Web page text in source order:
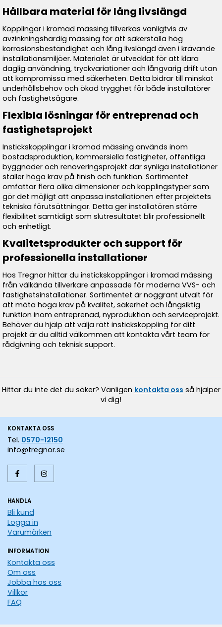
Hållbara material för lång livslängd
Kopplingar i kromad mässing tillverkas vanligtvis av
avzinkningshärdig mässing för att säkerställa hög
korrosionsbeständighet och lång livslängd även i krävande
installationsmiljöer. Materialet är utvecklat för att klara
daglig användning, tryckvariationer och långvarig drift utan
att kompromissa med säkerheten. Detta bidrar till minskat
underhållsbehov och ökad trygghet för både installatörer
och fastighetsägare.
Flexibla lösningar för entreprenad och
fastighetsprojekt
Instickskopplingar i kromad mässing används inom
bostadsproduktion, kommersiella fastigheter, offentliga
byggnader och renoveringsprojekt där synliga installationer
ställer höga krav på finish och funktion. Sortimentet
omfattar flera olika dimensioner och kopplingstyper som
gör det möjligt att anpassa installationen efter projektets
tekniska förutsättningar. Detta ger installatören större
flexibilitet samtidigt som slutresultatet blir professionellt
och enhetligt.
Kvalitetsprodukter och support för
professionella installationer
Hos Tregnor hittar du instickskopplingar i kromad mässing
från välkända tillverkare anpassade för moderna VVS- och
fastighetsinstallationer. Sortimentet är noggrant utvalt för
att möta höga krav på kvalitet, säkerhet och långsiktig
funktion inom entreprenad, nyproduktion och serviceprojekt.
Behöver du hjälp att välja rätt instickskoppling för ditt
projekt är du alltid välkommen att kontakta vårt team för
rådgivning och teknisk support.
Hittar du inte det du söker? Vänligen kontakta oss så hjälper
vi dig!
KONTAKTA OSS
Tel. 0570-12150
info@tregnor.se
HANDLA
Bli kund
Logga in
Varumärken
INFORMATION
Kontakta oss
Om oss
Jobba hos oss
Villkor
FAQ